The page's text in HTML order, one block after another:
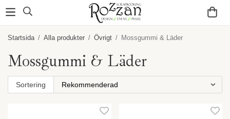
Startsida / Alla produkter / Övrigt / Mossgummi & Läder
Mossgummi & Läder
Sortering